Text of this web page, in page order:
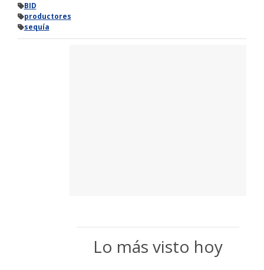
BID
productores
sequía
Lo más visto hoy